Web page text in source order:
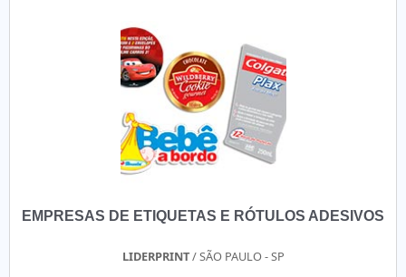
EMPRESAS DE ETIQUETAS E RÓTULOS ADESIVOS
LIDERPRINT/ SÃO PAULO - SP